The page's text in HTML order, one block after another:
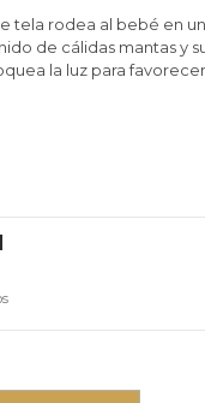
tela rodea al bebé en un
de cálidas mantas y
la luz para